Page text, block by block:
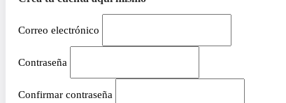
Correo electrónico
Contraseña
Confirmar contraseña